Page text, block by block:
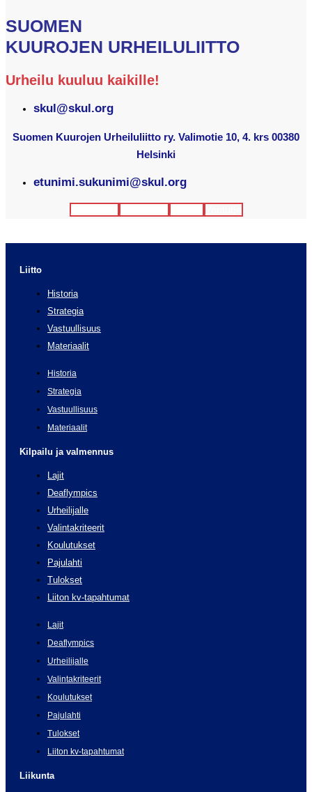
SUOMEN
KUUROJEN URHEILULIITTO
Urheilu kuuluu kaikille!
skul@skul.org
Suomen Kuurojen Urheiluliitto ry. Valimotie 10, 4. krs 00380
Helsinki
etunimi.sukunimi@skul.org
Liitto
Historia
Strategia
Vastuullisuus
Materiaalit
Historia
Strategia
Vastuullisuus
Materiaalit
Kilpailu ja valmennus
Lajit
Deaflympics
Urheilijalle
Valintakriteerit
Koulutukset
Pajulahti
Tulokset
Liiton kv-tapahtumat
Lajit
Deaflympics
Urheilijalle
Valintakriteerit
Koulutukset
Pajulahti
Tulokset
Liiton kv-tapahtumat
Liikunta